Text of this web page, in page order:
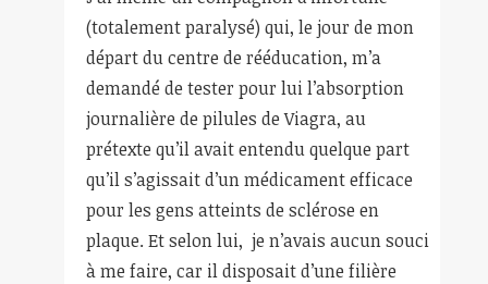
(totalement paralysé) qui, le jour de mon
départ du centre de rééducation, m’a
demandé de tester pour lui l’absorption
journalière de pilules de Viagra, au
prétexte qu’il avait entendu quelque part
qu’il s’agissait d’un médicament efficace
pour les gens atteints de sclérose en
plaque. Et selon lui, je n’avais aucun souci
à me faire, car il disposait d’une filière